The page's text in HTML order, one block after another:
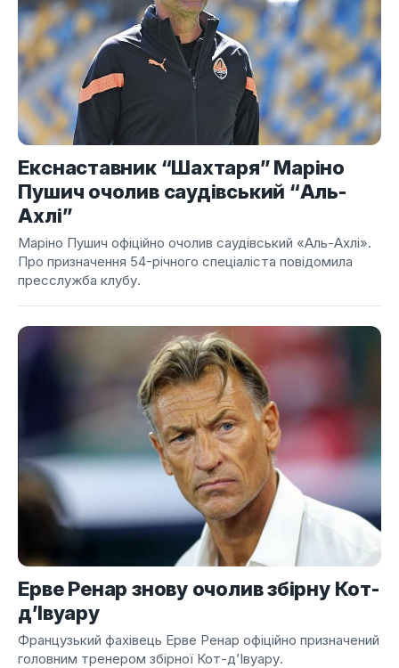
Екснаставник “Шахтаря” Маріно
Пушич очолив саудівський “Аль-
Ахлі”
Маріно Пушич офіційно очолив саудівський «Аль-Ахлі».
Про призначення 54-річного спеціаліста повідомила
пресслужба клубу.
Ерве Ренар знову очолив збірну Кот-
д’Івуару
Французький фахівець Ерве Ренар офіційно призначений
головним тренером збірної Кот-д’Івуару.